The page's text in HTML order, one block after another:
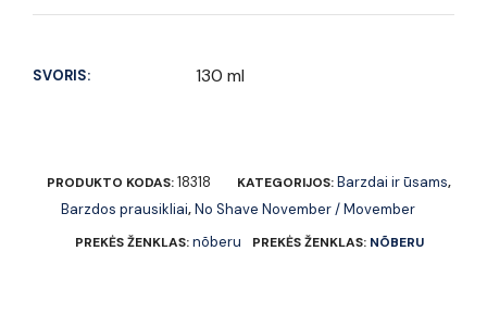
SVORIS: 130 ml
PRODUKTO KODAS:18318 KATEGORIJOS:Barzdai ir ūsams,
Barzdos prausikliai,No Shave November / Movember
PREKĖS ŽENKLAS:nõberu PREKĖS ŽENKLAS: NÕBERU